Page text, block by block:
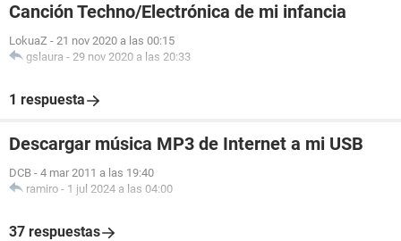
Canción Techno/Electrónica de mi infancia
LokuaZ - 21 nov 2020 a las 00:15
gslaura - 29 nov 2020 a las 20:33
1 respuesta
Descargar música MP3 de Internet a mi USB
DCB - 4 mar 2011 a las 19:40
ramiro - 1 jul 2024 a las 04:00
37 respuestas